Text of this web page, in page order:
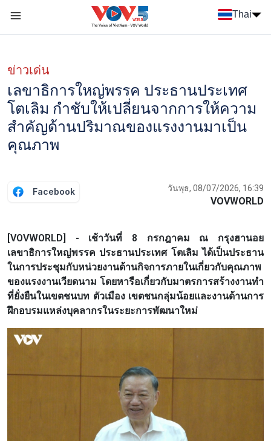
Thai
ข่าวเด่น
เลขาธิการใหญ่พรรค ประธานประเทศ
โตเลิม กำชับให้เปลี่ยนจากการให้ความ
สำคัญด้านปริมาณของแรงงานมาเป็น
คุณภาพ
Facebook วันพุธ, 08/07/2026, 16:39
VOVWORLD
[VOVWORLD] - เช้าวันที่ 8 กรกฎาคม ณ กรุงฮานอย
เลขาธิการใหญ่พรรค ประธานประเทศ โตเลิม ได้เป็นประธาน
ในการประชุมกับหน่วยงานด้านกิจการภายในเกี่ยวกับคุณภาพ
ของแรงงานเวียดนาม โดยหารือเกี่ยวกับมาตรการสร้างงานทำ
ที่ยั่งยืนในเขตชนบท ตัวเมือง เขตชนกลุ่มน้อยและงานด้านการ
ฝึกอบรมแหล่งบุคลากรในระยะการพัฒนาใหม่